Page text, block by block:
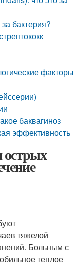
бактерия?
факторы
баквагиноз
эффективность
острых
тяжелой
Больным с
теплое